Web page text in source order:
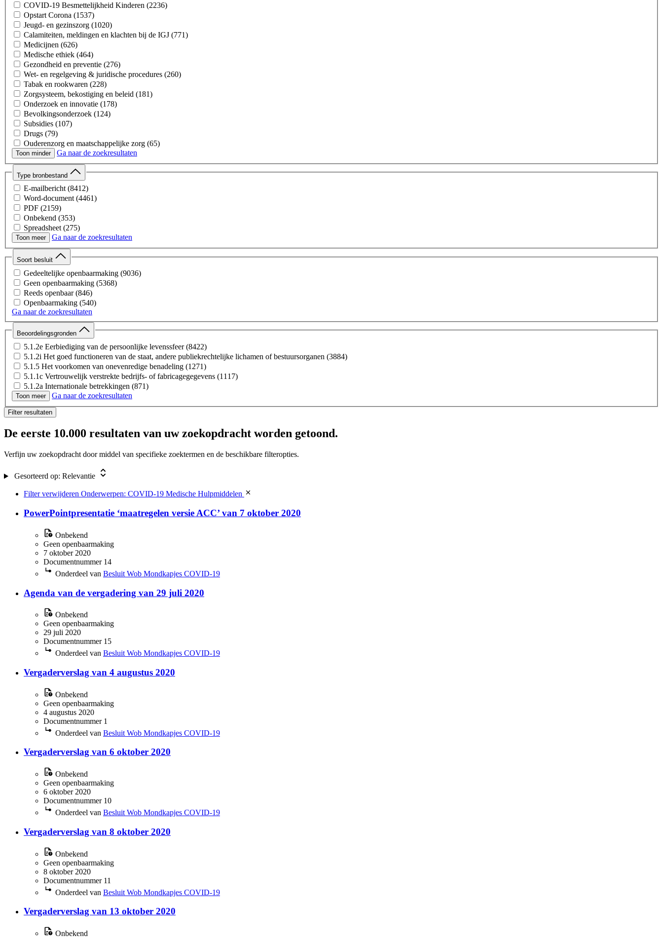
COVID-19 Besmettelijkheid Kinderen (2236)
Opstart Corona (1537)
Jeugd- en gezinszorg (1020)
Calamiteiten, meldingen en klachten bij de IGJ (771)
Medicijnen (626)
Medische ethiek (464)
Gezondheid en preventie (276)
Wet- en regelgeving & juridische procedures (260)
Tabak en rookwaren (228)
Zorgsysteem, bekostiging en beleid (181)
Onderzoek en innovatie (178)
Bevolkingsonderzoek (124)
Subsidies (107)
Drugs (79)
Ouderenzorg en maatschappelijke zorg (65)
Toon minder Ga naar de zoekresultaten
Type bronbestand
E-mailbericht (8412)
Word-document (4461)
PDF (2159)
Onbekend (353)
Spreadsheet (275)
Presentatie (126)
Afbeelding (12)
Webpagina (3)
Toon meer Ga naar de zoekresultaten
Soort besluit
Gedeeltelijke openbaarmaking (9036)
Geen openbaarmaking (5368)
Reeds openbaar (846)
Openbaarmaking (540)
Ga naar de zoekresultaten
Beoordelingsgronden
5.1.2e Eerbiediging van de persoonlijke levenssfeer (8422)
5.1.2i Het goed functioneren van de staat, andere publiekrechtelijke lichamen of bestuursorganen (3884)
5.1.5 Het voorkomen van onevenredige benadeling (1271)
5.1.1c Vertrouwelijk verstrekte bedrijfs- of fabricagegegevens (1117)
5.1.2a Internationale betrekkingen (871)
10.2e Eerbiediging van de persoonlijke levenssfeer
5.1.2i Concept (683)
5.1.2b Economische of financiële belangen van de Staat
buiten verzoek (156)
10.2a Internationale betrekkingen (142)
Dubbel : inhoud is in een ander document al beoordeeld
5.1.2f Bescherming van andere dan vertrouwelijk aan de overheid verstrekte concurrentiegevoelige bedrijfs- en fabricagegevens
5.1.2i Procespositie Staat (33)
5.1.2i Wetenschappelijk Beraad
10.2g Het voorkomen van onevenredige bevoordeling of benadeling
5.1.2i Eenheid Kabinet
5.1.2d Inspectie, controle en toezicht van bestuursorganen
5.1.1e Nationale identificatienummers (9)
Toon meer Ga naar de zoekresultaten
Filter resultaten
De eerste 10.000 resultaten van uw zoekopdracht worden getoond.
Verfijn uw zoekopdracht door middel van specifieke zoektermen en de beschikbare filteropties.
Gesorteerd op: Relevantie
Filter verwijderen Onderwerpen: COVID-19 Medische Hulpmiddelen
PowerPointpresentatie ‘maatregelen versie ACC’ van 7 oktober 2020
Onbekend
Geen openbaarmaking
7 oktober 2020
Documentnummer 14
Onderdeel van Besluit Wob Mondkapjes COVID-19
Agenda van de vergadering van 29 juli 2020
Onbekend
Geen openbaarmaking
29 juli 2020
Documentnummer 15
Onderdeel van Besluit Wob Mondkapjes COVID-19
Vergaderverslag van 4 augustus 2020
Onbekend
Geen openbaarmaking
4 augustus 2020
Documentnummer 1
Onderdeel van Besluit Wob Mondkapjes COVID-19
Vergaderverslag van 6 oktober 2020
Onbekend
Geen openbaarmaking
6 oktober 2020
Documentnummer 10
Onderdeel van Besluit Wob Mondkapjes COVID-19
Vergaderverslag van 8 oktober 2020
Onbekend
Geen openbaarmaking
8 oktober 2020
Documentnummer 11
Onderdeel van Besluit Wob Mondkapjes COVID-19
Vergaderverslag van 13 oktober 2020
Onbekend